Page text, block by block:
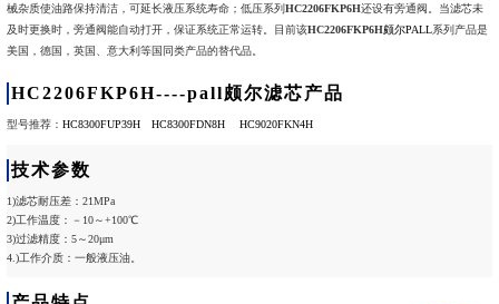
械杂质使油路保持清洁，可延长液压系统寿命；低压系列HC2206FKP6H还设有旁通阀。当滤芯未
及时更换时，旁通阀能自动打开，保证系统正常运转。目前该HC2206FKP6H颇尔PALL系列产品是
美国，德国，英国、意大利等国同类产品的替代品。
HC2206FKP6H----pall颇尔滤芯产品
型号推荐： HC8300FUP39H HC8300FDN8H HC9020FKN4H
技术参数
1)滤芯耐压差：21MPa
2)工作温度：－10～+100℃
3)过滤精度：5～20μm
4.)工作介质：一般液压油。